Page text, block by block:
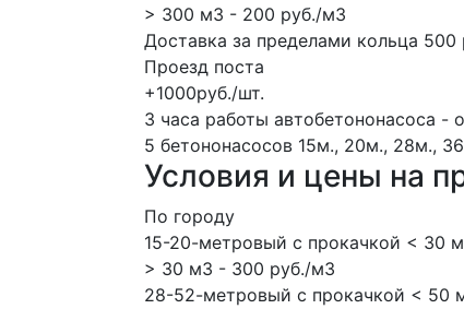
> 300 м3 - 200 руб./м3
Доставка за пределами кольца
Проезд поста
+1000руб./шт.
3 часа работы автобетононасоса -
5 бетононасосов 15м., 20м., 28м.,
Условия и цены на
По городу
15-20-метровый с прокачкой < 30
> 30 м3 - 300 руб./м3
28-52-метровый с прокачкой < 50